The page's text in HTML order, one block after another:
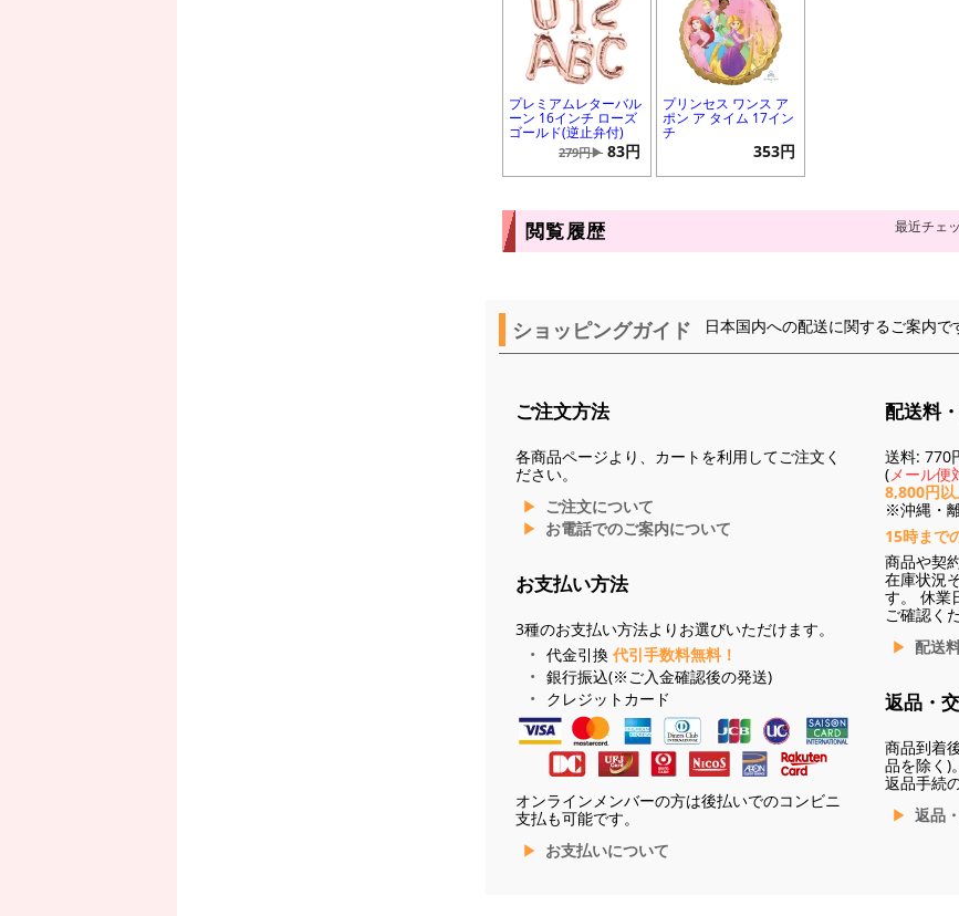
プレミアムレターバル
ーン 16インチ ローズ
ゴールド(逆止弁付)
279円▶ 83円
プリンセス ワンス ア
ポン ア タイム 17イン
チ
353円
閲覧履歴 最近チェ
ショッピングガイド 日本国内への配送に関するご案内で
ご注文方法
各商品ページより、カートを利用してご注文く
ださい。
ご注文について
お電話でのご案内について
お支払い方法
3種のお支払い方法よりお選びいただけます。
代金引換 代引手数料無料！
銀行振込(※ご入金確認後の発送)
クレジットカード
オンラインメンバーの方は後払いでのコンビニ
支払も可能です。
お支払いについて
配送料
送料: 770
(メール便
8,800円
※沖縄・
15時まで
商品や契
在庫状況
す。 休業
ご確認く
配送
返品・
商品到着
品を除く)
返品手続
返品